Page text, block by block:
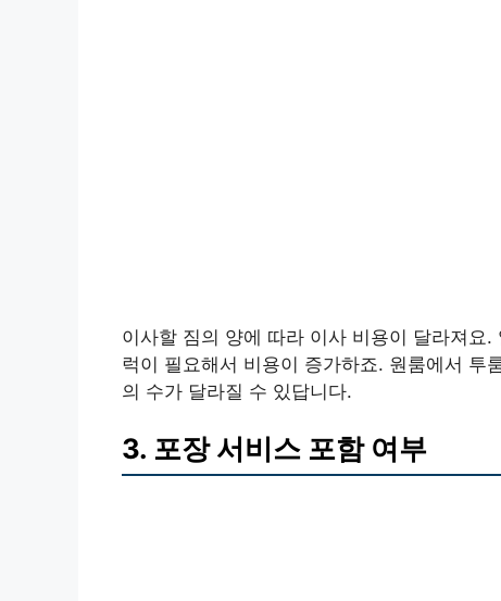
이사할 짐의 양에 따라 이사 비용이 달라져요
럭이 필요해서 비용이 증가하죠. 원룸에서 투
의 수가 달라질 수 있답니다.
3. 포장 서비스 포함 여부